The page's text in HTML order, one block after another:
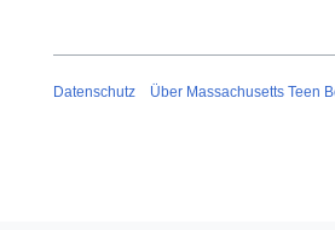
Datenschutz Über Massachusetts Teen